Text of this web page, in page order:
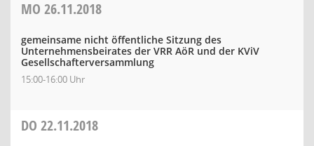
MO 26.11.2018
gemeinsame nicht öffentliche Sitzung des
Unternehmensbeirates der VRR AöR und der KViV
Gesellschafterversammlung
15:00-16:00 Uhr
DO 22.11.2018